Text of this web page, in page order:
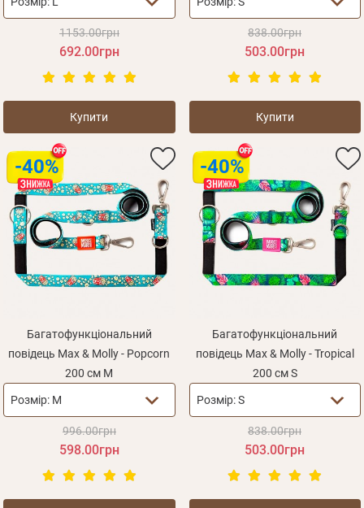
1153.00грн
692.00грн
Купити
838.00грн
503.00грн
Купити
-40%
Багатофункціональний
повідець Max & Molly - Popcorn
200 см M
Розмір: M
996.00грн
598.00грн
-40%
Багатофункціональний
повідець Max & Molly - Tropical
200 см S
Розмір:S
838.00грн
503.00грн